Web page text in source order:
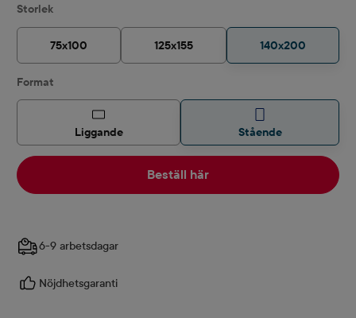
Välj
Storlek
75x100 125x155 140x200
Välj
Format
Liggande Stående
Beställ här
6-9 arbetsdagar
Nöjdhetsgaranti